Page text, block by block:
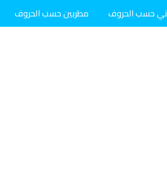
حسب الحروف مطربين حسب الحروف